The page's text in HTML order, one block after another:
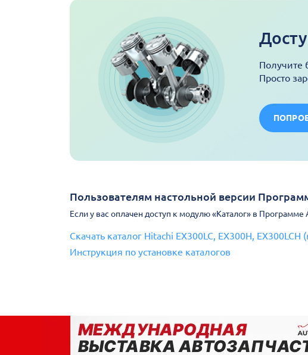
Получите
Просто
Пользователям настольной версии
Если у вас оплачен доступ к модулю «Каталог» в Программе
Скачать каталог Hitachi EX300LC, EX300H,
Инструкция по установке каталогов